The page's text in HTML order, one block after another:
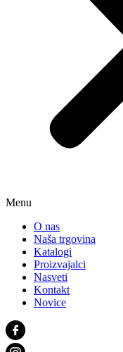
Menu
O nas
Naša trgovina
Katalogi
Proizvajalci
Nasveti
Kontakt
Novice